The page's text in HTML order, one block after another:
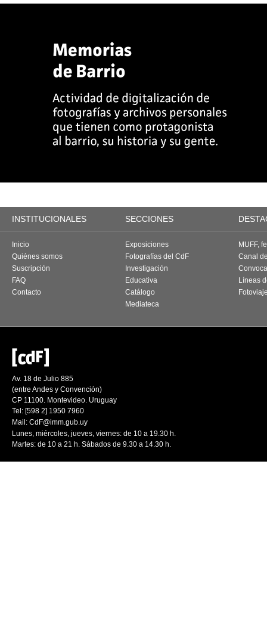
INSTITUCIONALES SECCIONES
Inicio
Quiénes somos
Suscripción
FAQ
Contacto
Exposiciones
Fotografías del CdF
Investigación
Educativa
Catálogo
Mediateca
MUFF,
Canal
Líneas
Av. 18 de Julio 885
(entre Andes y Convención)
CP 11100. Montevideo. Uruguay
Tel: [598 2] 1950 7960
Mail: CdF@imm.gub.uy
Lunes, miércoles, jueves, viernes: de 10 a 19.30 h.
Martes: de 10 a 21 h. Sábados de 9.30 a 14.30 h.